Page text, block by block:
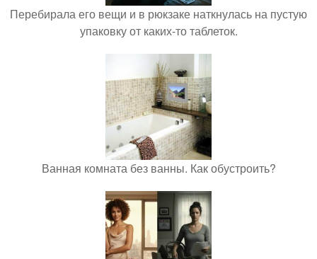
Перебирала его вещи и в рюкзаке наткнулась на пустую
упаковку от каких-то таблеток.
Ванная комната без ванны. Как обустроить?